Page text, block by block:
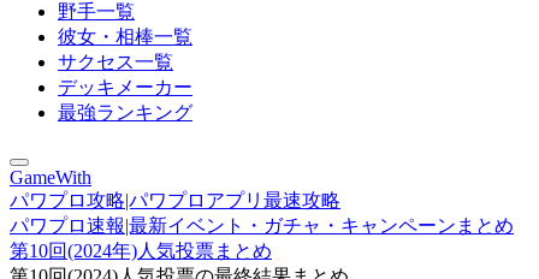
野手一覧
彼女・相棒一覧
サクセス一覧
デッキメーカー
最強ランキング
GameWith
パワプロ攻略|パワプロアプリ最速攻略
パワプロ速報|最新イベント・ガチャ・キャンペーンまとめ
第10回(2024年)人気投票まとめ